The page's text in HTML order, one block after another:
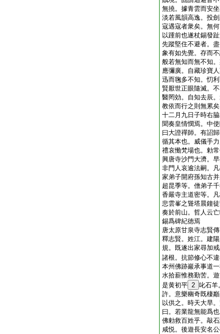
無撓。據青雲而安
淡若風韻高逸。投
寇遇寇者衆矣。無
以踵前也遂杖錫發
先蹤堅住不避者。
象有如先覺。存而
般若無知而無不知
應彌廣。自藏珍寶
迅而毱多不知。忉
賢厭世正眼隨滅。
醫罔効。自知去辰
教依而行之則無累
十二月九日子時右
聞奏皇情憫焉。中
曰大證禪師。有詔
循其本也。威儀手
禮哀慟梵場也。勅
興唐寺沙門大濟。
非門人哀逾法嗣。
家弟子開府孫知古
超昆季等。僧弟子
香嚴寺主道密等。
悲雲峯之聳塔晨鐘
奏於前山。哲人云
錫爲碑紀徳焉
唐太原甘泉寺志賢傳
釋志賢。姓江。建
規。既遂出家尋加
諸根。抗節修心不
本州佛跡巖承事道
水拾薪惟務勤苦。
是黄初平 2 叱石羊
許。意樂幽奇既棲
以供之。時天大旱
曰。若業龍無能爲
佛勅救百姓乎。敲
咸悦。後遊長安名